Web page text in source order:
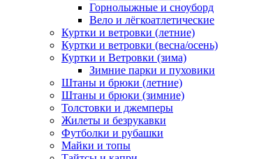
Горнолыжные и сноуборд
Вело и лёгкоатлетические
Куртки и ветровки (летние)
Куртки и ветровки (весна/осень)
Куртки и Ветровки (зима)
Зимние парки и пуховики
Штаны и брюки (летние)
Штаны и брюки (зимние)
Толстовки и джемперы
Жилеты и безрукавки
Футболки и рубашки
Майки и топы